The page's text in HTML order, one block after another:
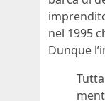
nel 1995
Dunque